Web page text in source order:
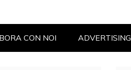
CON NOI ADVERTISING